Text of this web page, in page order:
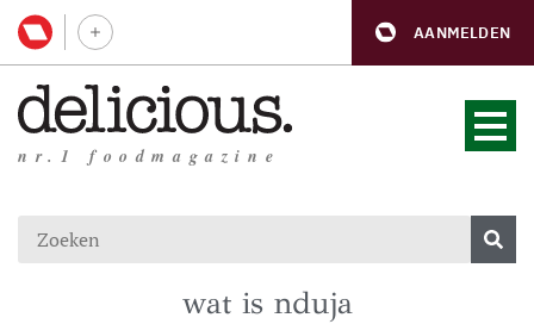
AANMELDEN
nr.1 foodmagazine
wat is nduja